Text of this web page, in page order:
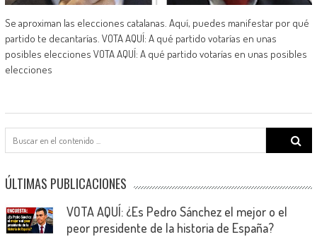
Se aproximan las elecciones catalanas. Aquí, puedes manifestar por qué
partido te decantarías. VOTA AQUÍ: A qué partido votarías en unas
posibles elecciones VOTA AQUÍ: A qué partido votarías en unas posibles
elecciones
Search
for:
ÚLTIMAS PUBLICACIONES
VOTA AQUÍ: ¿Es Pedro Sánchez el mejor o el
peor presidente de la historia de España?